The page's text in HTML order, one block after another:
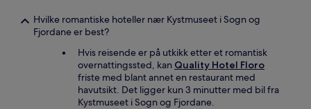
Hvilke romantiske hoteller nær Kystmuseet i Sogn og
Fjordane er best?
Hvis reisende er på utkikk etter et romantisk
overnattingssted, kan Quality Hotel Floro
friste med blant annet en restaurant med
havutsikt. Det ligger kun 3 minutter med bil fra
Kystmuseet i Sogn og Fjordane.